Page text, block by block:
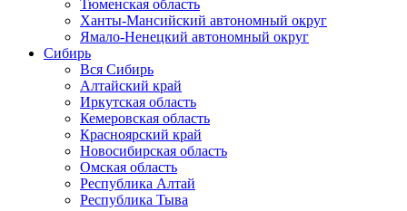
Тюменская область
Ханты-Мансийский автономный округ
Ямало-Ненецкий автономный округ
Сибирь
Вся Сибирь
Алтайский край
Иркутская область
Кемеровская область
Красноярский край
Новосибирская область
Омская область
Республика Алтай
Республика Тыва